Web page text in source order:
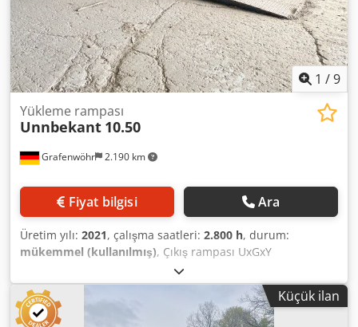
1 /9
Grafenwöhr 2.190 km
Yükleme rampası
Unnbekant 10.50
Fiyat bilgisi Ara
Üretim yılı: 2021, çalışma saatleri: 2.800 h, durum:
mükemmel (kullanılmış), Çıkış rampası UxGxY
10.000x5.000x950 mm, kusursuz durumda, neredeyse hiç
kullanılmamış, çok sağlam konstrüksiyon. Dcjdpfx Abszffu
Iofek
Küçük ilan